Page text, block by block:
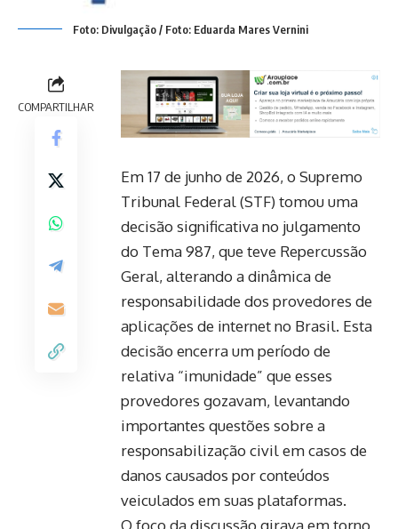
Foto: Divulgação / Foto: Eduarda Mares Vernini
COMPARTILHAR
Em 17 de junho de 2026, o Supremo
Tribunal Federal (STF) tomou uma
decisão significativa no julgamento
do Tema 987, que teve Repercussão
Geral, alterando a dinâmica de
responsabilidade dos provedores de
aplicações de internet no Brasil. Esta
decisão encerra um período de
relativa “imunidade” que esses
provedores gozavam, levantando
importantes questões sobre a
responsabilização civil em casos de
danos causados por conteúdos
veiculados em suas plataformas.
O foco da discussão girava em torno